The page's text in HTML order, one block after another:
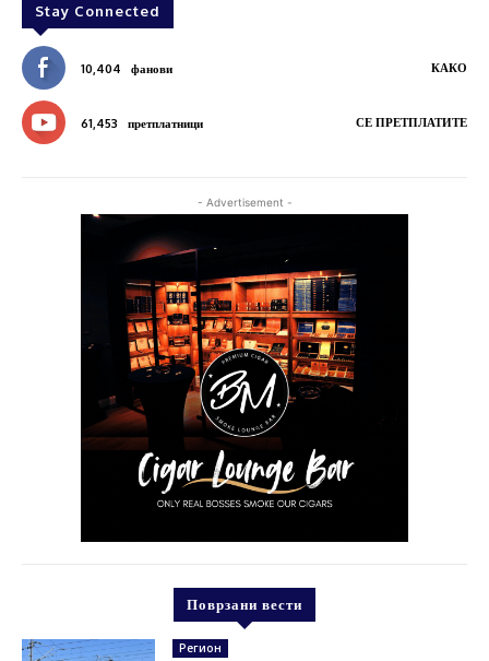
Stay Connected
10,404 фанови КАКО
61,453 претплатници СЕ ПРЕТПЛАТИТЕ
- Advertisement -
Поврзани вести
Регион